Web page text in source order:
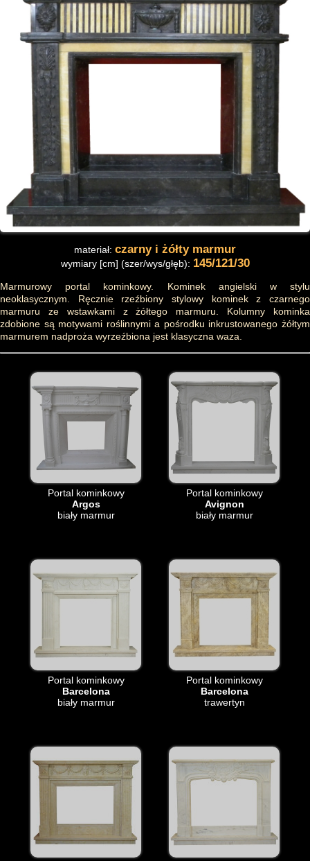
materiał: czarny i żółty marmur
wymiary [cm] (szer/wys/głęb): 145/121/30
Marmurowy portal kominkowy. Kominek angielski w stylu
neoklasycznym. Ręcznie rzeźbiony stylowy kominek z czarnego
marmuru ze wstawkami z żółtego marmuru. Kolumny kominka
zdobione są motywami roślinnymi a pośrodku inkrustowanego żółtym
marmurem nadproża wyrzeźbiona jest klasyczna waza.
Portal kominkowy
Argos
biały marmur
Portal kominkowy
Avignon
biały marmur
Portal kominkowy
Barcelona
biały marmur
Portal kominkowy
Barcelona
trawertyn